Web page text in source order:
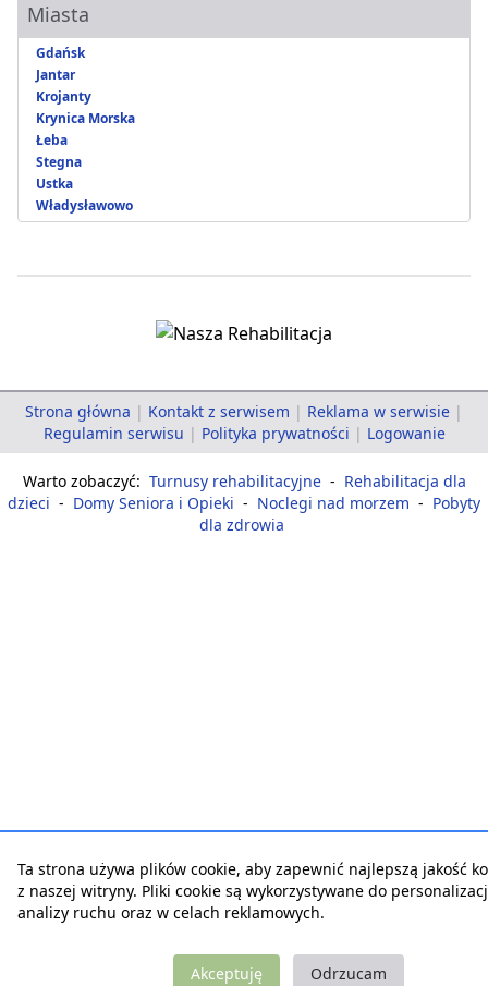
Miasta
Gdańsk
Jantar
Krojanty
Krynica Morska
Łeba
Stegna
Ustka
Władysławowo
Strona główna | Kontakt z serwisem | Reklama w serwisie |
Regulamin serwisu | Polityka prywatności | Logowanie
Warto zobaczyć: Turnusy rehabilitacyjne - Rehabilitacja dla
dzieci - Domy Seniora i Opieki - Noclegi nad morzem - Pobyty
dla zdrowia
Ta strona używa plików cookie, aby zapewnić najlepszą jakość
z naszej witryny. Pliki cookie są wykorzystywane do
analizy ruchu oraz w celach reklamowych.
Akceptuję Odrzucam